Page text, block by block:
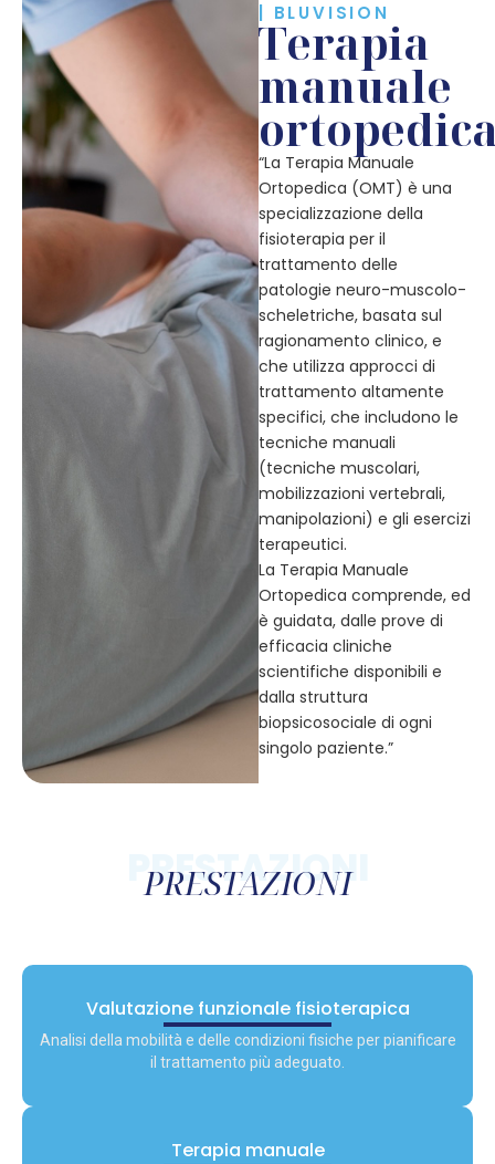
| BLUVISION
Terapia
manuale
“La Terapia Manuale
Ortopedica (OMT) è una
specializzazione della
fisioterapia per il
trattamento delle
patologie neuro-muscolo-
scheletriche, basata sul
ragionamento clinico, e
che utilizza approcci di
trattamento altamente
specifici, che includono le
tecniche manuali
(tecniche muscolari,
mobilizzazioni vertebrali,
manipolazioni) e gli esercizi
terapeutici.
La Terapia Manuale
Ortopedica comprende, ed
è guidata, dalle prove di
efficacia cliniche
scientifiche disponibili e
dalla struttura
biopsicosociale di ogni
singolo paziente.”
PRESTAZIONI
PRESTAZIONI
Valutazione funzionale fisioterapica
Analisi della mobilità e delle condizioni fisiche per pianificare
il trattamento più adeguato.
Terapia manuale